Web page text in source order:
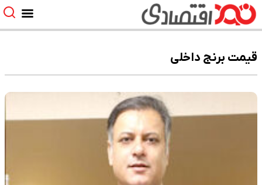
قیمت برنج داخلی